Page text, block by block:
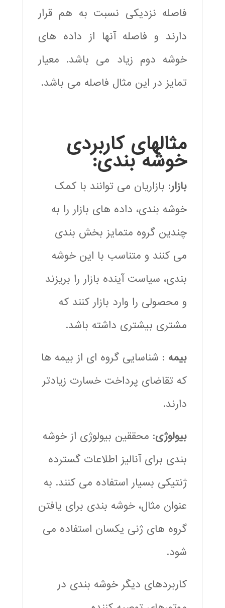
فاصله نزدیکی نسبت به هم قرار
دارند و فاصله آنها از داده های
خوشه دوم زیاد می باشد. معیار
تمایز در این مثال فاصله می باشد.
مثالهای کاربردی
خوشه بندی:
بازار: بازاریان می توانند با کمک
خوشه بندی، داده های بازار را به
چندین گروه متمایز بخش بندی
می کنند و متناسب با این خوشه
بندی، سیاست آینده بازار را بریزند
و محصولی را وارد بازار کنند که
مشتری بیشتری داشته باشد.
بیمه : شناسایی گروه ای از بیمه ها
که تقاضای پرداخت خسارت زیادتر
دارند.
بیولوژی: محققین بیولوژی از خوشه
بندی برای آنالیز اطلاعات گسترده
ژنتیکی بسیار استفاده می کنند. به
عنوان مثال، خوشه بندی برای یافتن
گروه های ژنی یکسان استفاده می
شود.
کاربردهای دیگر خوشه بندی در